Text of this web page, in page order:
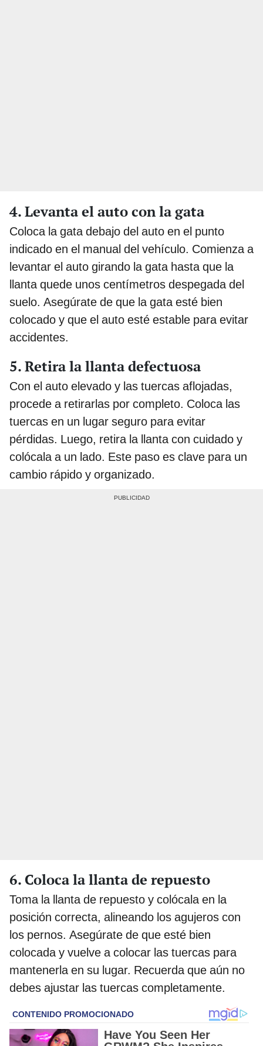
4. Levanta el auto con la gata
Coloca la gata debajo del auto en el punto
indicado en el manual del vehículo. Comienza a
levantar el auto girando la gata hasta que la
llanta quede unos centímetros despegada del
suelo. Asegúrate de que la gata esté bien
colocado y que el auto esté estable para evitar
accidentes.
5. Retira la llanta defectuosa
Con el auto elevado y las tuercas aflojadas,
procede a retirarlas por completo. Coloca las
tuercas en un lugar seguro para evitar
pérdidas. Luego, retira la llanta con cuidado y
colócala a un lado. Este paso es clave para un
cambio rápido y organizado.
6. Coloca la llanta de repuesto
Toma la llanta de repuesto y colócala en la
posición correcta, alineando los agujeros con
los pernos. Asegúrate de que esté bien
colocada y vuelve a colocar las tuercas para
mantenerla en su lugar. Recuerda que aún no
debes ajustar las tuercas completamente.